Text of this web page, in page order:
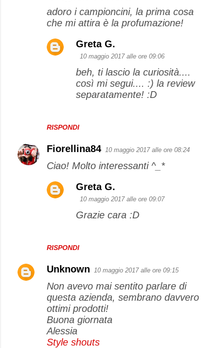
adoro i campioncini, la prima cosa
che mi attira è la profumazione!
RISPONDI
Greta G.
10 maggio 2017 alle ore 09:06
beh, ti lascio la curiosità....
così mi segui.... :) la review
separatamente! :D
Fiorellina84 10 maggio 2017 alle ore 08:24
Ciao! Molto interessanti ^_*
RISPONDI
Greta G.
10 maggio 2017 alle ore 09:07
Grazie cara :D
Unknown 10 maggio 2017 alle ore 09:15
Non avevo mai sentito parlare di
questa azienda, sembrano davvero
ottimi prodotti!
Buona giornata
Alessia
Style shouts